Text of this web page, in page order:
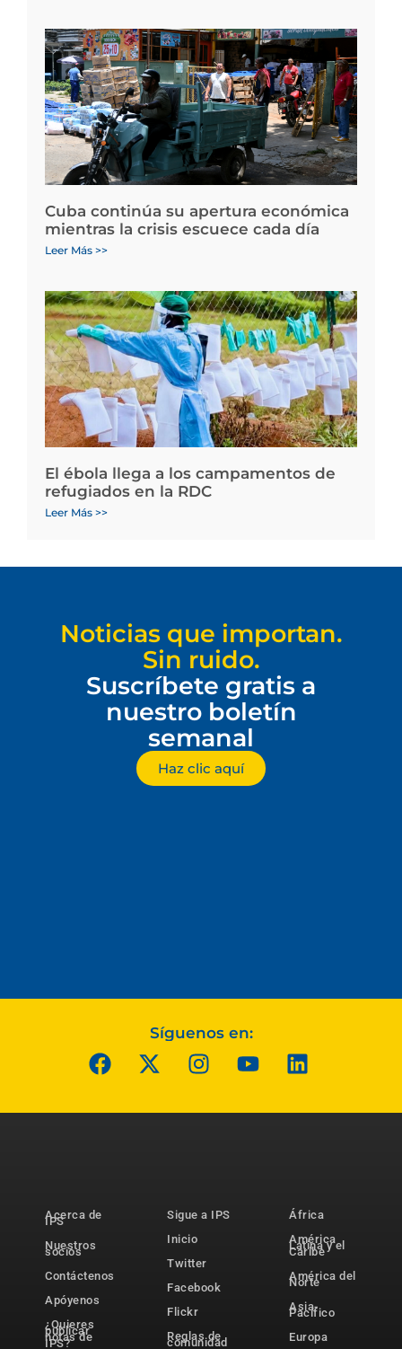
Cuba continúa su apertura económica
mientras la crisis escuece cada día
Leer Más >>
El ébola llega a los campamentos de
refugiados en la RDC
Leer Más >>
Noticias que importan.
Sin ruido.
Suscríbete gratis a
nuestro boletín
semanal
Haz clic aquí
Síguenos en:
Acerca de
IPS
Nuestros
socios
Contáctenos
Apóyenos
¿Quieres
publicar
notas de
IPS?
Sigue a IPS
Inicio
Twitter
Facebook
Flickr
Reglas de
comunidad
África
América
Latina y el
Caribe
América del
Norte
Asia-
Pacífico
Europa